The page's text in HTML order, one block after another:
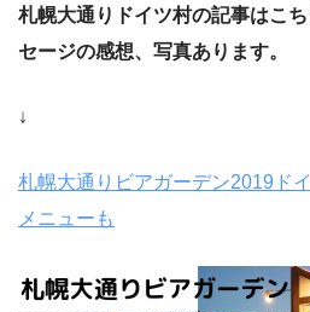
札幌大通りドイツ村の記事はこち
セージの感想、 写真あります。
↓
札幌大通りビアガーデン2019ド
メニューも